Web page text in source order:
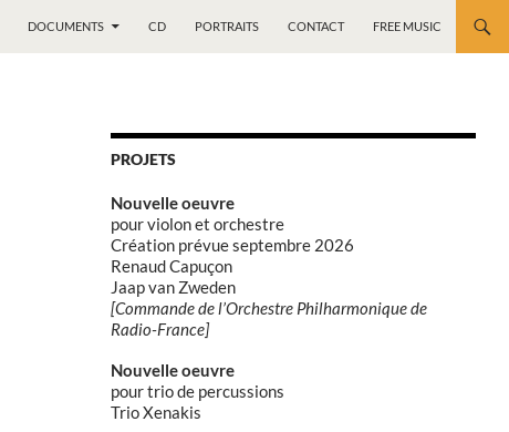
DOCUMENTS CD PORTRAITS CONTACT FREE MUSIC
PROJETS
Nouvelle oeuvre
pour violon et orchestre
Création prévue septembre 2026
Renaud Capuçon
Jaap van Zweden
[Commande de l’Orchestre Philharmonique de
Radio-France]
Nouvelle oeuvre
pour trio de percussions
Trio Xenakis